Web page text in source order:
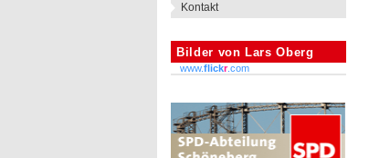
Kontakt
Bilder von Lars Oberg
www.flickr.com